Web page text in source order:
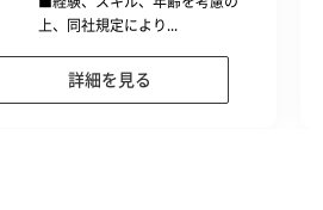
上、同社規定により...
詳細を見る